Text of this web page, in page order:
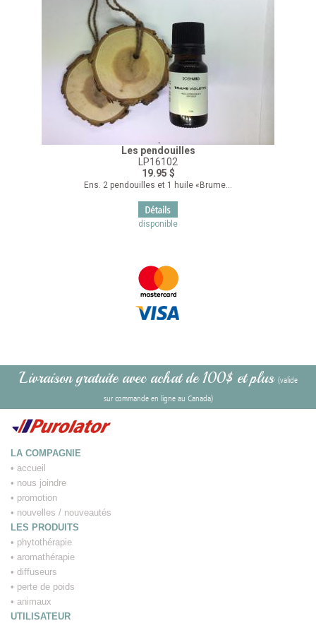
Les pendouilles
LP16102
19.95 $
Ens. 2 pendouilles et 1 huile «Brume...
disponible
Livraison gratuite avec achat de 100$ et plus (valide
sur commande en ligne au Canada)
LA COMPAGNIE
• accueil
• nous joindre
• promotion
• nouvelles / nouveautés
LES PRODUITS
• phytothérapie
• aromathérapie
• diffuseurs
• perte de poids
• animaux
UTILISATEUR